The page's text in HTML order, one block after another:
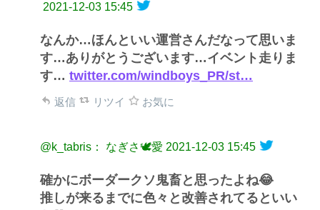
2021-12-03 15:45
なんか…ほんといい運営さんだなって思いま
す…ありがとうございます…イベント走りま
す… twitter.com/windboys_PR/st…
返信 リツイ お気に
@k_tabris： なぎさ🕊愛 2021-12-03 15:45
確かにボーダークソ鬼畜と思ったよね😂
推しが来るまでに色々と改善されてるといい